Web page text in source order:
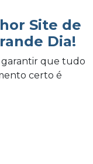
Site de
Dia!
garantir que tudo
certo é